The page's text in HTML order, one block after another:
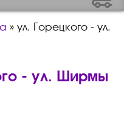
»ул. Горецкого - ул.
- ул. Ширмы